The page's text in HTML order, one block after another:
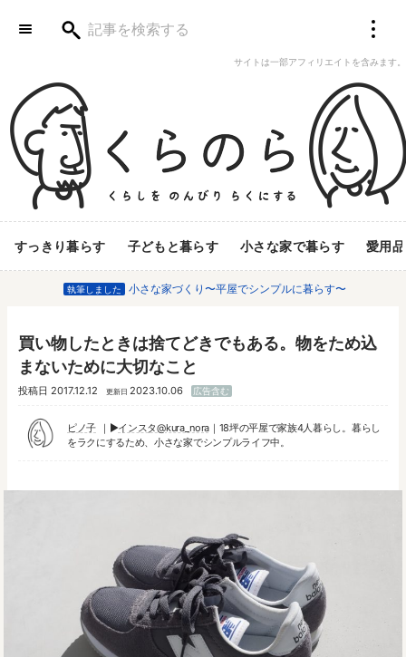
サイトは一部アフィリエイトを含みます。
すっきり暮らす 子どもと暮らす 小さな家で暮らす 愛用品
執筆しました 小さな家づくり〜平屋でシンプルに暮らす〜
買い物したときは捨てどきでもある。物をため込
まないために大切なこと
投稿日 2017.12.12 更新日 2023.10.06 広告含む
ピノ子 ▶︎インスタ@kura_nora｜18坪の平屋で家族4人暮らし。暮らし
をラクにするため、小さな家でシンプルライフ中。